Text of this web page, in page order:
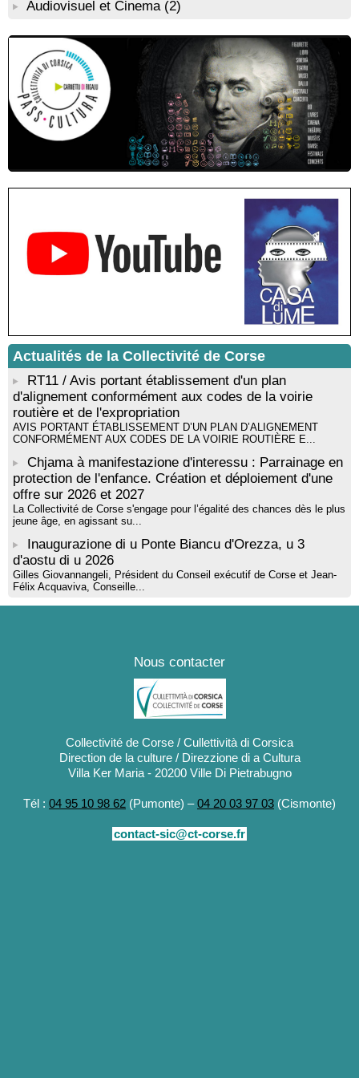
municipal - Zonza
Conférence : "Pratiques magico-religieuses et rituels de
protection de la Corse agro-pastorale" animée par Jean-Jacques
Andreani - Bucugnà / Zonza
Residenza di scrittura di Angela Nicolai, Trà Corsica è
Sardegna - Mediateca di castagniccia Mare è monti - I Fulelli
Résidence d’écriture et de recherche de l’écrivaine Cécilia
Castelli - Institut Mémoires de l'Edition Contemporaine - Caen /
Médiathèque de Castagniccia Mare et Monti - I Fulelli
Rencontre / dédicace avec Lucrèce Luciani autour de son
livre « La ballade du pendu du Niolu» - Mediateca territuriale di
Santa Lucia di Tallà
Mise en musique d’un livre jeunesse par Annik Meschinet,
musicienne pédagogue : Ateliers d’expression sonore, vocale,
rythmique et corporelle - Mediateca territuriale di Santa Lucia di
Tallà
! Événement reporté ! Cycle de conférences peinture animé
par Alexandre Dominati - Mediateca territuriale di Santa Lucia di
Audiovisuel et Cinema (2)
Actualités de la Collectivité de Corse
RT11 / Avis portant établissement d'un plan
d'alignement conformément aux codes de la voirie
routière et de l'expropriation
AVIS PORTANT ÉTABLISSEMENT D’UN PLAN D’ALIGNEMENT
CONFORMÉMENT AUX CODES DE LA VOIRIE ROUTIÈRE E...
Chjama à manifestazione d'interessu : Parrainage en
protection de l'enfance. Création et déploiement d'une
offre sur 2026 et 2027
La Collectivité de Corse s'engage pour l’égalité des chances dès le plus
jeune âge, en agissant su...
Inaugurazione di u Ponte Biancu d'Orezza, u 3
d'aostu di u 2026
Gilles Giovannangeli, Président du Conseil exécutif de Corse et Jean-
Félix Acquaviva, Conseille...
Nous contacter
Collectivité de Corse / Cullettività di Corsica
Direction de la culture / Direzzione di a Cultura
Villa Ker Maria - 20200 Ville Di Pietrabugno
Tél : 04 95 10 98 62 (Pumonte) –04 20 03 97 03 (Cismonte)
contact-sic@ct-corse.fr